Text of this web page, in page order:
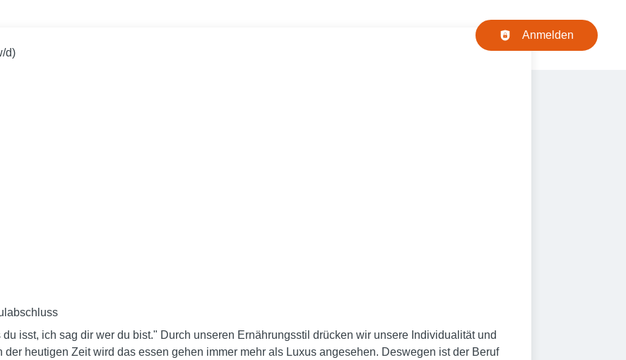
Haupt-Navigation
Anmelden
d)
isst, ich sag dir wer du bist." Durch unseren Ernährungsstil drücken wir unsere Individualität und
der heutigen Zeit wird das essen gehen immer mehr als Luxus angesehen. Deswegen ist der Beruf